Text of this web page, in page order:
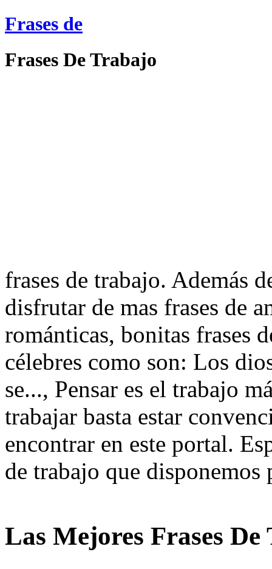
Frases de
Frases De Trabajo
frases de trabajo. Además
disfrutar de mas frases de
románticas, bonitas frases
célebres como son: Los
se..., Pensar es el trabajo
trabajar basta estar
encontrar en este portal.
de trabajo que disponemos
Las Mejores Frases